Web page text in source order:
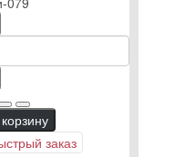
заказ